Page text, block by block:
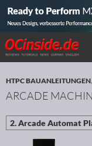
Redaktion
Suchen
ZUM INHALT
HTPC BAUANLEITUNGEN,
ARCADE